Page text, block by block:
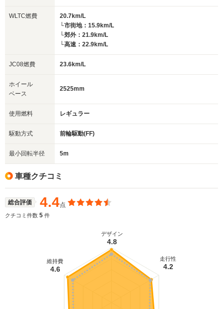
WLTC燃費
20.7km/L
└市街地：15.9km/L
└郊外：21.9km/L
└高速：22.9km/L
JC08燃費 23.6km/L
ホイール
ベース
2525mm
使用燃料 レギュラー
駆動方式 前輪駆動(FF)
最小回転半径 5m
車種クチコミ
総合評価 4.4点
クチコミ件数 5 件
デザイン
4.8
走行性
4.2
維持費
4.6